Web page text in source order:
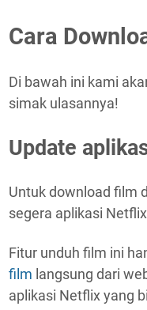
Cara
Di bawah ini kami
simak ulasannya!
Update
Untuk download film
segera aplikasi
Fitur unduh film ini
film langsung dari
aplikasi Netflix yang